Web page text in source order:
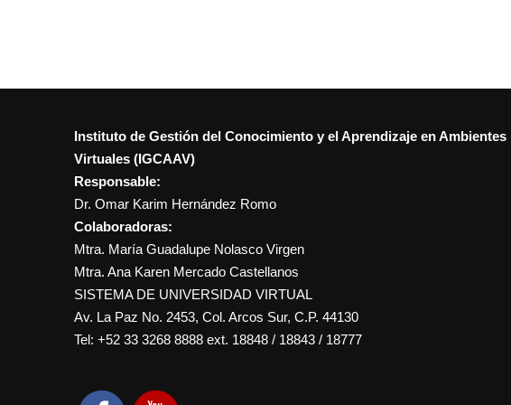
Instituto de Gestión del Conocimiento y el Aprendizaje en Ambientes
Virtuales (IGCAAV)
Responsable:
Dr. Omar Karim Hernández Romo
Colaboradoras:
Mtra. María Guadalupe Nolasco Virgen
Mtra. Ana Karen Mercado Castellanos
SISTEMA DE UNIVERSIDAD VIRTUAL
Av. La Paz No. 2453, Col. Arcos Sur, C.P. 44130
Tel: +52 33 3268 8888‏ ext. 18848 / 18843 / 18777